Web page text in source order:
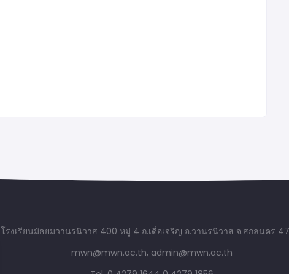
โรงเรียนมัธยมวานรนิวาส 400 หมู่ 4 ถ.เดื่อเจริญ อ.วานรนิวาส จ.สกลนคร
mwn@mwn.ac.th, admin@mwn.ac.th